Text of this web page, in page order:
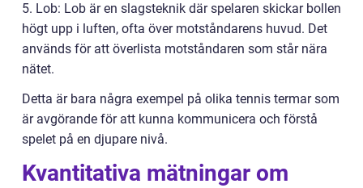
5. Lob: Lob är en slagsteknik där spelaren skickar bollen
högt upp i luften, ofta över motståndarens huvud. Det
används för att överlista motståndaren som står nära
nätet.
Detta är bara några exempel på olika tennis termar som
är avgörande för att kunna kommunicera och förstå
spelet på en djupare nivå.
Kvantitativa mätningar om